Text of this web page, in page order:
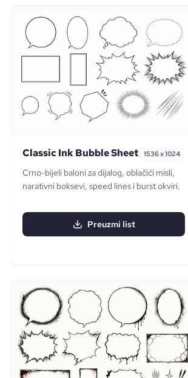
Classic Ink Bubble Sheet 1536 x 1024
Crno-bijeli baloni za dijalog, oblačići misli,
narativni boksevi, speed lines i burst okviri.
Preuzmi list